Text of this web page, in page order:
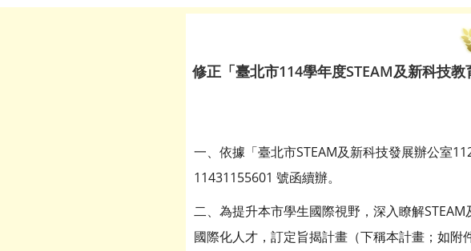
修正「臺北市114學年度STEAM及新科技
一、依據「臺北市STEAM及新科技發展辦公室
11431155601 號函續辦。
二、為提升本市學生國際視野，深入瞭解
國際化人才，訂定旨揭計畫（下稱本計畫；如附